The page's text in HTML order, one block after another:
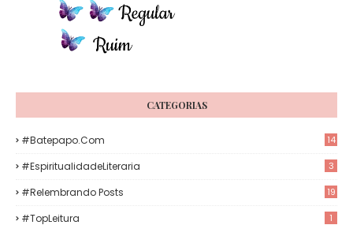
CATEGORIAS
#Batepapo.com 14
#EspiritualidadeLiteraria 3
#Relembrando Posts 19
#TopLeitura 1